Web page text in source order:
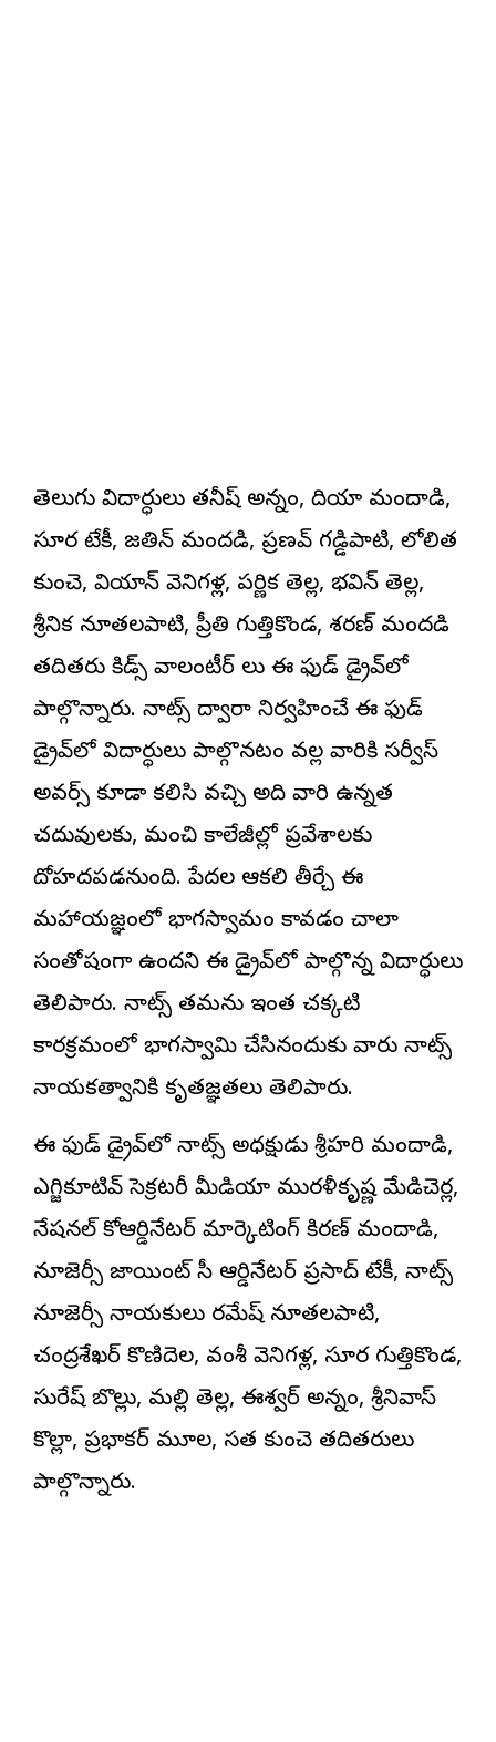
తెలుగు విద్యార్ధులు తనీష్ అన్నం, దియా మందాడి,
సూర్య టేకీ, జతిన్ మందడి, ప్రణవ్ గడ్డిపాటి, లోలిత్య
కుంచె, వియాన్ వెనిగళ్ల, పర్ణిక తెల్ల, భవిన్ తెల్ల,
శ్రీనిక నూతలపాటి, ప్రీతి గుత్తికొండ, శరణ్ మందడి
తదితరు కిడ్స్ వాలంటీర్ లు ఈ ఫుడ్ డ్రైవ్‌లో
పాల్గొన్నారు. నాట్స్ ద్వారా నిర్వహించే ఈ ఫుడ్
డ్రైవ్‌లో విద్యార్ధులు పాల్గొనటం వల్ల వారికి సర్వీస్
అవర్స్ కూడా కలిసి వచ్చి అది వారి ఉన్నత
చదువులకు, మంచి కాలేజీల్లో ప్రవేశాలకు
దోహదపడనుంది. పేదల ఆకలి తీర్చే ఈ
మహాయజ్ఞంలో భాగస్వామ్యం కావడం చాలా
సంతోషంగా ఉందని ఈ డ్రైవ్‌లో పాల్గొన్న విద్యార్ధులు
తెలిపారు. నాట్స్ తమను ఇంత చక్కటి
కార్యక్రమంలో భాగస్వామి చేసినందుకు వారు నాట్స్
నాయకత్వానికి కృతజ్ఞతలు తెలిపారు.
ఈ ఫుడ్ డ్రైవ్‌లో నాట్స్ అధ్యక్షుడు శ్రీహరి మందాడి,
ఎగ్జిక్యూటివ్ సెక్రటరీ మీడియా మురళీకృష్ణ మేడిచెర్ల,
నేషనల్ కోఆర్డినేటర్ మార్కెటింగ్ కిరణ్ మందాడి,
న్యూజెర్సీ జాయింట్ సీ ఆర్డినేటర్ ప్రసాద్ టేకీ, నాట్స్
న్యూజెర్సీ నాయకులు రమేష్ నూతలపాటి,
చంద్రశేఖర్ కొణిదెల, వంశీ వెనిగళ్ల, సూర్య గుత్తికొండ,
సురేష్ బొల్లు, మల్లి తెల్ల, ఈశ్వర్ అన్నం, శ్రీనివాస్
కొల్లా, ప్రభాకర్ మూల, సత్య కుంచె తదితరులు
పాల్గొన్నారు.